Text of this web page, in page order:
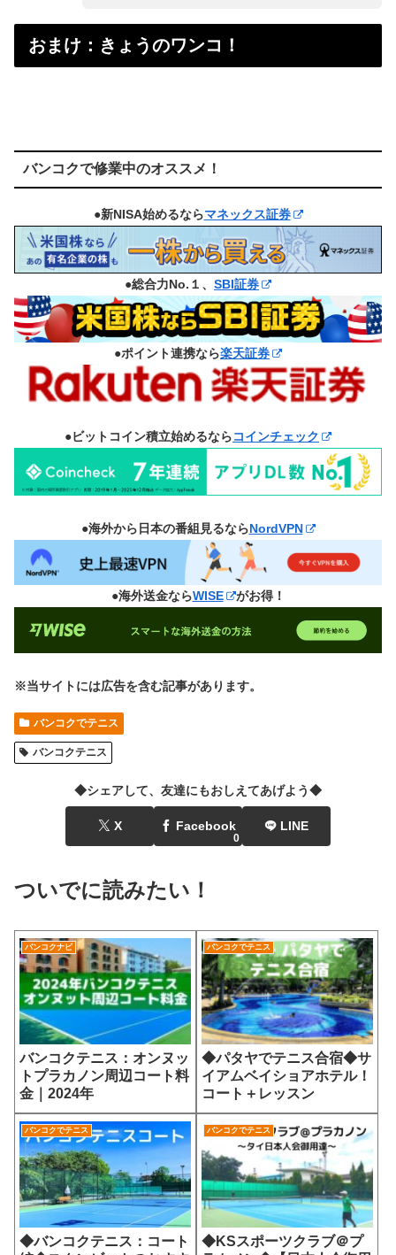
おまけ：きょうのワンコ！
バンコクで修業中のオススメ！
●新NISA始めるならマネックス証券
●総合力No.１、 SBI証券
●ポイント連携なら楽天証券
●ビットコイン積立始めるならコインチェック
●海外から日本の番組見るならNordVPN
●海外送金ならWISE がお得！
※当サイトには広告を含む記事があります。
バンコクでテニス
バンコクテニス
◆シェアして、友達にもおしえてあげよう◆
X Facebook
0
LINE
ついでに読みたい！
バンコクナビ
バンコクテニス：オンヌッ
トプラカノン周辺コート料
金｜2024年
バンコクでテニス
◆パタヤでテニス合宿◆サ
イアムベイショアホテル！
コート＋レッスン
バンコクでテニス
◆バンコクテニス：コート
バンコクでテニス
◆KSスポーツクラブ＠プ